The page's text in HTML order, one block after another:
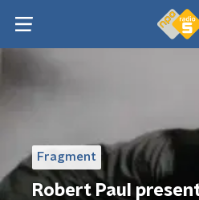
Fragment
Robert Paul